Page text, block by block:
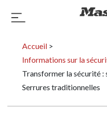
Basculer la navigation
Accueil >
Informations sur la
Transformer la sécurité :
Serrures traditionnelles